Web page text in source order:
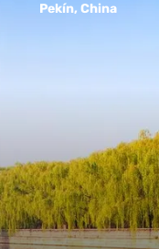
Pekín, China